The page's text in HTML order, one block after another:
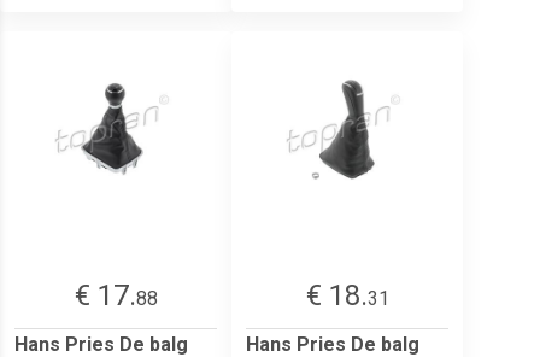
€ 17.88
Hans Pries De balg
€ 18.31
Hans Pries De balg